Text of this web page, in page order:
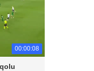
00:00:08